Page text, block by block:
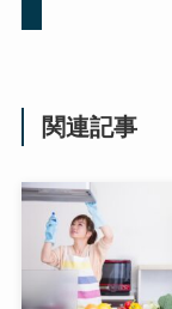
関連記事